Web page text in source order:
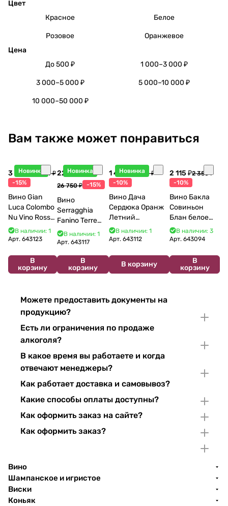
Цвет
Красное
Белое
Розовое
Оранжевое
Цена
До 500 ₽
1 000–3 000 ₽
3 000–5 000 ₽ 5 000–10 000 ₽
10 000–50 000 ₽
Вам также может понравиться
Новинка
3 998 ₽4 704 ₽
-15%
Вино Gian
Luca Colombo
Nu Vino Rosso
2025 750 мл
В наличии: 1
Арт. 643123
В
корзину
Новинка
22 738 ₽
26 750 ₽ -15%
Вино
Serragghia
Fanino Terre
Siciliane IGP
2022 750 мл
В наличии: 1
Арт.643117
В
корзину
Новинка
1 440 ₽1 600 ₽
-10%
Вино Дача
Сердюка Оранж
Летний
Сибирьковый
2024 750 мл
В наличии: 1
Арт. 643112
В корзину
2 115 ₽2 350 ₽
-10%
Вино Бакла
Совиньон
Блан белое
сухое 750 мл
12%
В наличии: 3
Арт.643094
В
корзину
Можете предоставить документы на
продукцию?
Есть ли ограничения по продаже
алкоголя?
В какое время вы работаете и когда
отвечают менеджеры?
Как работает доставка и самовывоз?
Какие способы оплаты доступны?
Как оформить заказ на сайте?
Как оформить заказ?
Вино
Шампанское и игристое
Виски
Коньяк